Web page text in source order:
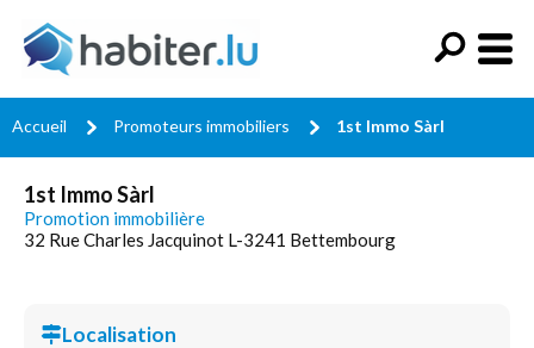
Accueil Promoteurs immobiliers 1st Immo Sàrl
1st Immo Sàrl
Promotion immobilière
32 Rue Charles Jacquinot L-3241 Bettembourg
Localisation